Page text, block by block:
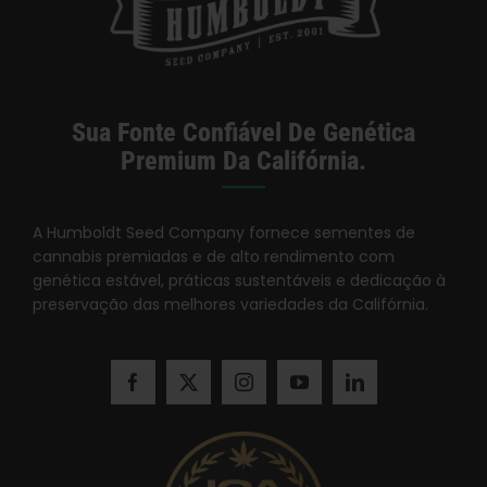
Sua Fonte Confiável De Genética
Premium Da Califórnia.
A Humboldt Seed Company fornece sementes de
cannabis premiadas e de alto rendimento com
genética estável, práticas sustentáveis e dedicação à
preservação das melhores variedades da Califórnia.